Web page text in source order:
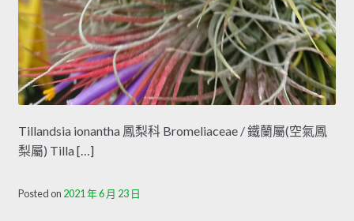
Tillandsia ionantha 鳳梨科 Bromeliaceae / 鐵蘭屬(空氣鳳
梨屬) Tilla […]
Posted on 2021 年 6 月 23 日